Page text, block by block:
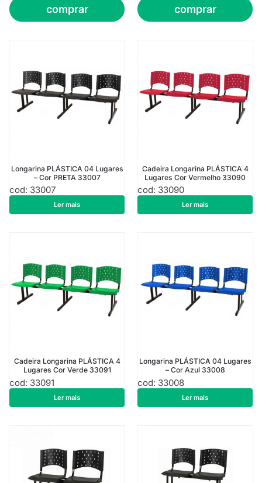
comprar comprar
Longarina PLÁSTICA 04 Lugares
– Cor PRETA 33007
cod: 33007
R$434,00
Ler mais
Cadeira Longarina PLÁSTICA 4
Lugares Cor Vermelho 33090
cod: 33090
R$507,50
Ler mais
Cadeira Longarina PLÁSTICA 4
Lugares Cor Verde 33091
cod: 33091
R$507,50
Ler mais
Longarina PLÁSTICA 04 Lugares
– Cor Azul 33008
cod: 33008
R$507,50
Ler mais